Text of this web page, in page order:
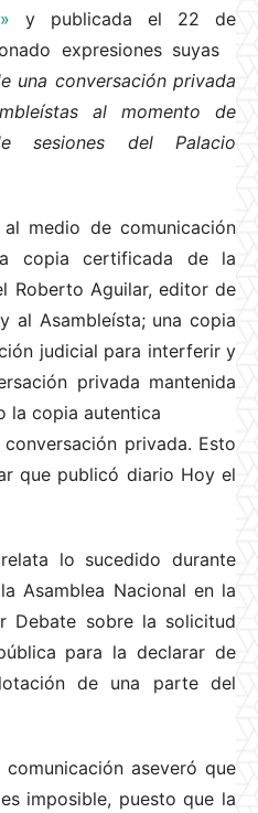
y publicada el 22 de
expresiones suyas
una conversación privada
al momento de
sesiones del Palacio
medio de comunicación
copia certificada de la
Roberto Aguilar, editor de
al Asambleísta; una copia
judicial para interferir y
privada mantenida
la copia autentica
privada. Esto
que publicó diario Hoy el
lo sucedido durante
Asamblea Nacional en la
Debate sobre la solicitud
para la declarar de
de una parte del
aseveró que
imposible, puesto que la